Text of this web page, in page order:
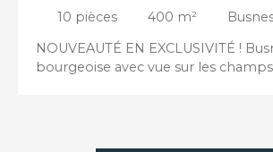
Busnes 62350
10 pièces 400 m²
NOUVEAUTÉ EN EXCLUSIVITÉ !
bourgeoise avec vue sur les